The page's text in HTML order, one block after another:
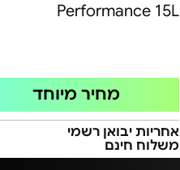
Performance 15L
מחיר מיוחד
אחריות יבואן רשמי
משלוח חינם